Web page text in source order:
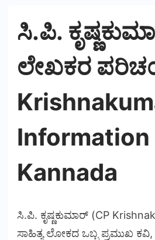
Kannada
ಸಿ.ಪಿ.
ಲೇಖಕರ
Information
Kannada
ಸಿ.ಪಿ. ಕೃಷ್ಣಕುಮಾರ್ (CP
ಸಾಹಿತ್ಯ ಲೋಕದ ಒಬ್ಬ ಪ್ರಮುಖ